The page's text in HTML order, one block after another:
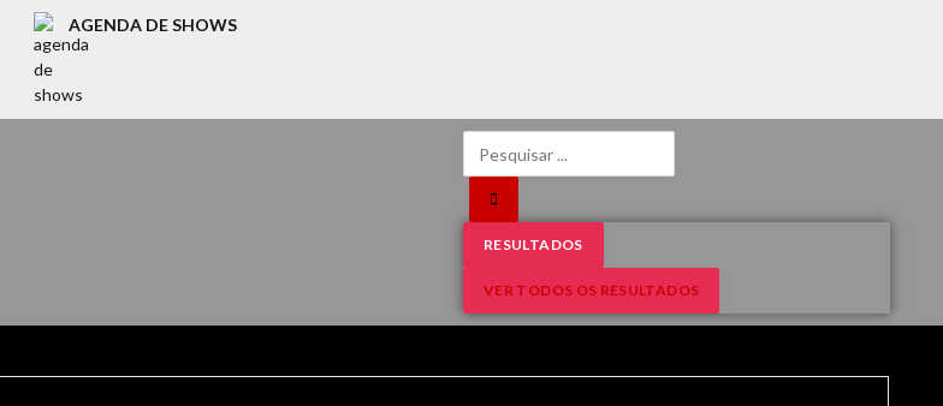
AGENDA DE SHOWS
RESULTADOS
VER TODOS OS RESULTADOS